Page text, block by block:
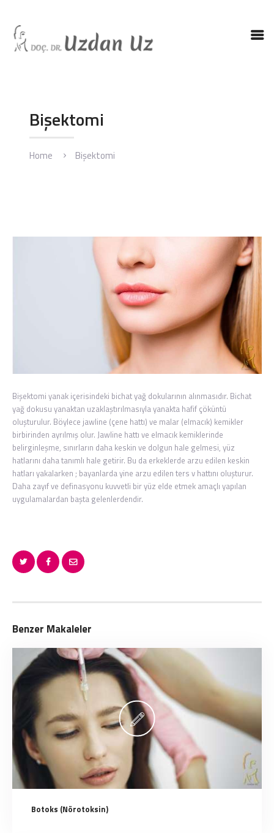
Bişektomi
Home Bişektomi
KBB HASTALIKLARI
KBB AMELIYATLARI
BLOG
İLETIŞIM
Bişektomi yanak içerisindeki bichat yağ dokularının alınmasıdır. Bichat
yağ dokusu yanaktan uzaklaştırılmasıyla yanakta hafif çöküntü
oluşturulur. Böylece jawline (çene hattı) ve malar (elmacık) kemikler
birbirinden ayrılmış olur. Jawline hattı ve elmacık kemiklerinde
belirginleşme, sınırların daha keskin ve dolgun hale gelmesi, yüz
hatlarını daha tanımlı hale getirir. Bu da erkeklerde arzu edilen keskin
hatları yakalarken ; bayanlarda yine arzu edilen ters v hattını oluşturur.
Daha zayıf ve definasyonu kuvvetli bir yüz elde etmek amaçlı yapılan
uygulamalardan başta gelenlerdendir.
Benzer Makaleler
Botoks (Nörotoksin)